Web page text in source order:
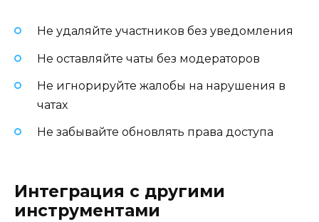
Не удаляйте участников без уведомления
Не оставляйте чаты без модераторов
Не игнорируйте жалобы на нарушения в
чатах
Не забывайте обновлять права доступа
Интеграция с другими
инструментами